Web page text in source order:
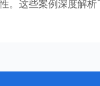
。这些案例深度解